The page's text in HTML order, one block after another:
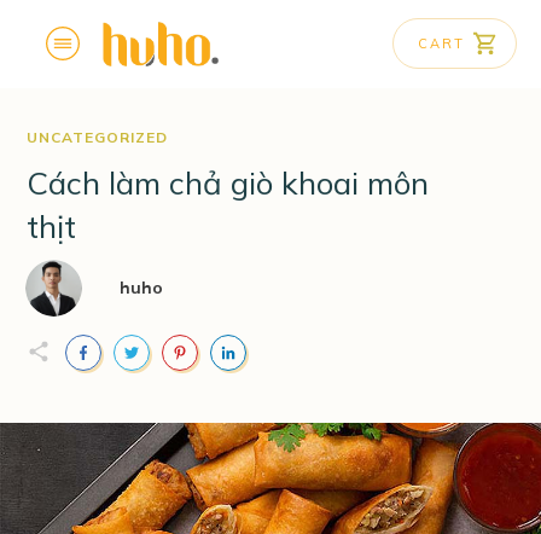
CART
UNCATEGORIZED
Cách làm chả giò khoai môn
thịt
huho